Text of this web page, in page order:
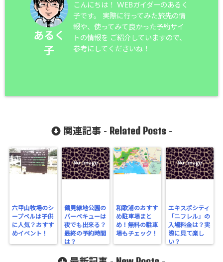
あるく
子
こんにちは！ WEBガイダーのあるく
子です。 実際に行ってみた旅先の情
報や、使ってみて良かった予約サイ
トの情報を ご紹介していますので、
参考にしてくださいね！
関連記事 - Related Posts-
六甲山牧場のシ
ープベルは子供
に人気？おすす
めイベント！
鶴見緑地公園の
バーベキューは
夜でも出来る？
最終の予約時間
は？
和歌浦のおすす
め駐車場まと
め！無料の駐車
場もチェック！
エキスポシティ
「ニフレル」の
入場料金は？実
際に見て楽し
い？